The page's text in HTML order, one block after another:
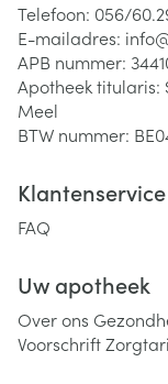
Telefoon: 056/
E-mailadres:
APB nummer:
Apotheek titularis:
Meel
BTW nummer:
Klantenservice
FAQ
Uw apotheek
Over ons
Voorschrift